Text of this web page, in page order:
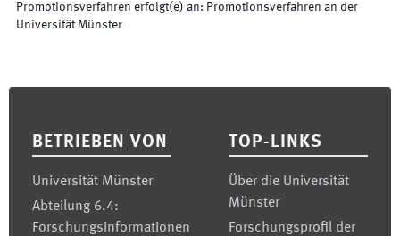
Promotionsverfahren erfolgt(e) an: Promotionsverfahren an der
Universität Münster
BETRIEBEN VON
Universität Münster
Abteilung 6.4:
Forschungsinformationen
TOP-LINKS
Über die Universität
Münster
Forschungsprofil der